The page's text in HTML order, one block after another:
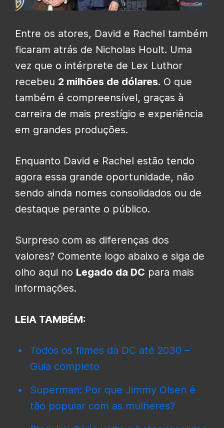
Entre os atores, David e Rachel também
ficaram atrás de Nicholas Hoult. Uma
vez que o intérprete de Lex Luthor
recebeu 2 milhões de dólares. O que
também é compreensível, graças à
carreira de mais prestígio e experiência
em grandes produções.
Enquanto David e Rachel estão tendo
agora essa grande oportunidade, não
sendo ainda nomes consolidados ou de
destaque perante o público.
Surpreso com as diferenças dos
valores? Comente logo abaixo e siga de
olho aqui no Legado da DC para mais
informações.
LEIA TAMBÉM:
Todos os filmes da DC até 2030 –
Guia completo
Superman: Por que Jimmy Olsen é
tão popular com as mulheres?